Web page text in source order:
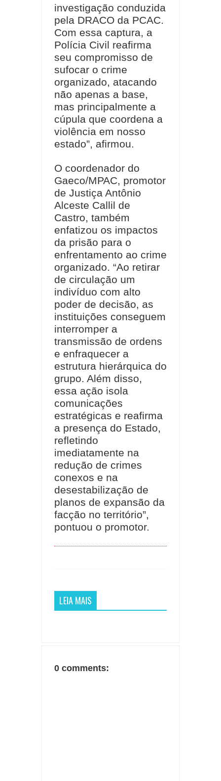
investigação conduzida
pela DRACO da PCAC.
Com essa captura, a
Polícia Civil reafirma
seu compromisso de
sufocar o crime
organizado, atacando
não apenas a base,
mas principalmente a
cúpula que coordena a
violência em nosso
estado”, afirmou.
O coordenador do
Gaeco/MPAC, promotor
de Justiça Antônio
Alceste Callil de
Castro, também
enfatizou os impactos
da prisão para o
enfrentamento ao crime
organizado. “Ao retirar
de circulação um
indivíduo com alto
poder de decisão, as
instituições conseguem
interromper a
transmissão de ordens
e enfraquecer a
estrutura hierárquica do
grupo. Além disso,
essa ação isola
comunicações
estratégicas e reafirma
a presença do Estado,
refletindo
imediatamente na
redução de crimes
conexos e na
desestabilização de
planos de expansão da
facção no território”,
pontuou o promotor.
LEIA MAIS
0 comments: